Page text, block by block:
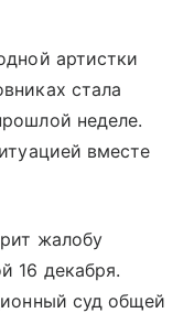
артистки
стала
неделе.
вместе
жалобу
16 декабря.
суд общей